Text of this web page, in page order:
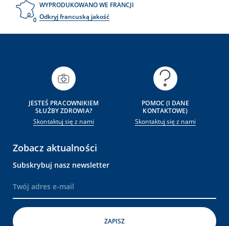
WYPRODUKOWANO WE FRANCJI
Odkryj francuską jakość
JESTEŚ PRACOWNIKIEM
SŁUŻBY ZDROWIA?
Skontaktuj się z nami
POMOC (I DANE
KONTAKTOWE)
Skontaktuj się z nami
Zobacz aktualności
Subskrybuj nasz newsletter